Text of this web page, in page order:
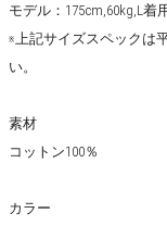
モデル：175cm,60kg,L着
※上記サイズスペックは
い。
素材
コットン100％
カラー